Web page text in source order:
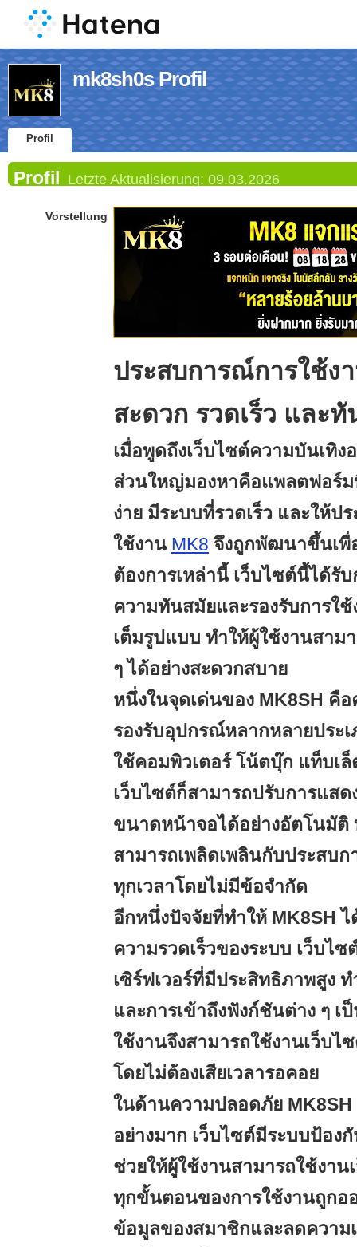
mk8sh0s Profil
Profil
Profil Letzte Aktualisierung: 09.03.2026
Vorstellung
ประสบการณ์การใช้ง
สะดวก รวดเร็ว และ
เมื่อพูดถึงเว็บไซต์ความบันเทิง
ส่วนใหญ่มองหาคือแพลตฟอร์ม
ง่าย มีระบบที่รวดเร็ว และให้ป
ใช้งาน MK8 จึงถูกพัฒนาขึ้นเพื่
ต้องการเหล่านี้ เว็บไซต์นี้ได้รั
ความทันสมัยและรองรับการใ
เต็มรูปแบบ ทำให้ผู้ใช้งานสาม
ๆ ได้อย่างสะดวกสบาย
หนึ่งในจุดเด่นของ MK8SH คื
รองรับอุปกรณ์หลากหลายประ
ใช้คอมพิวเตอร์ โน้ตบุ๊ก แท็บเ
เว็บไซต์ก็สามารถปรับการแสด
ขนาดหน้าจอได้อย่างอัตโนมัติ
สามารถเพลิดเพลินกับประสบ
ทุกเวลาโดยไม่มีข้อจำกัด
อีกหนึ่งปัจจัยที่ทำให้ MK8SH
ความรวดเร็วของระบบ เว็บไซ
เซิร์ฟเวอร์ที่มีประสิทธิภาพสูง
และการเข้าถึงฟังก์ชันต่าง ๆ เ
ใช้งานจึงสามารถใช้งานเว็บไ
โดยไม่ต้องเสียเวลารอคอย
ในด้านความปลอดภัย
อย่างมาก เว็บไซต์มีระบบป้อ
ช่วยให้ผู้ใช้งานสามารถใช้งาน
ทุกขั้นตอนของการใช้งานถูกอ
ข้อมูลของสมาชิกและลดความ